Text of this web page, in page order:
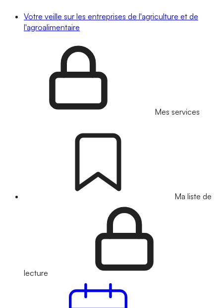
Votre veille sur les entreprises de l'agriculture et de
l'agroalimentaire
Mes services
Ma liste de
lecture